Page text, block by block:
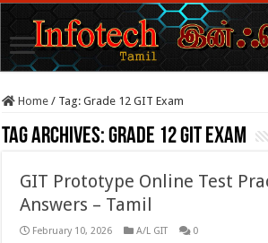
Home / Tag:Grade 12 GIT Exam
Tag Archives:Grade 12 GIT Exam
GIT Prototype Online Test
Answers – Tamil
February 10, 2026 A/L GIT 0